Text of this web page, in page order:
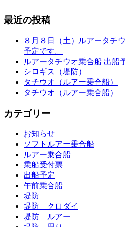
最近の投稿
８月８日（土）ルアータチ
予定です。
ルアータチウオ乗合船 出船
シロギス（堤防）
タチウオ（ルアー乗合船）
タチウオ（ルアー乗合船）
カテゴリー
お知らせ
ソフトルアー乗合船
ルアー乗合船
乗船受付票
出船予定
午前乗合船
堤防
堤防 クロダイ
堤防 ルアー